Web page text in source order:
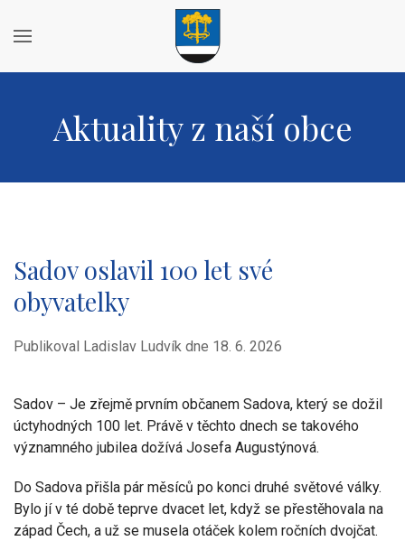
Aktuality z naší obce
Sadov oslavil 100 let své
obyvatelky
Publikoval Ladislav Ludvík dne 18. 6. 2026
Sadov – Je zřejmě prvním občanem Sadova, který se dožil
úctyhodných 100 let. Právě v těchto dnech se takového
významného jubilea dožívá Josefa Augustýnová.
Do Sadova přišla pár měsíců po konci druhé světové války.
Bylo jí v té době teprve dvacet let, když se přestěhovala na
západ Čech, a už se musela otáček kolem ročních dvojčat.